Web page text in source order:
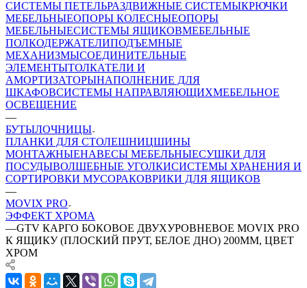
СИСТЕМЫ ПЕТЕЛЬРАЗДВИЖНЫЕ СИСТЕМЫКРЮЧКИ
МЕБЕЛЬНЫЕОПОРЫ КОЛЕСНЫЕОПОРЫ
МЕБЕЛЬНЫЕСИСТЕМЫ ЯЩИКОВМЕБЕЛЬНЫЕ
ПОЛКОДЕРЖАТЕЛИПОДЪЕМНЫЕ
МЕХАНИЗМЫСОЕДИНИТЕЛЬНЫЕ
ЭЛЕМЕНТЫТОЛКАТЕЛИ И
АМОРТИЗАТОРЫНАПОЛНЕНИЕ ДЛЯ
ШКАФОВСИСТЕМЫ НАПРАВЛЯЮЩИХМЕБЕЛЬНОЕ
ОСВЕЩЕНИЕ
—
БУТЫЛОЧНИЦЫ
ПЛАНКИ ДЛЯ СТОЛЕШНИЦШИНЫ
МОНТАЖНЫЕНАВЕСЫ МЕБЕЛЬНЫЕСУШКИ ДЛЯ
ПОСУДЫВОЛШЕБНЫЕ УГОЛКИСИСТЕМЫ ХРАНЕНИЯ И
СОРТИРОВКИ МУСОРАКОВРИКИ ДЛЯ ЯЩИКОВ
—
MOVIX PRO
ЭФФЕКТ ХРОМА
—GTV КАРГО БОКОВОЕ ДВУХУРОВНЕВОЕ MOVIX PRO
К ЯЩИКУ (ПЛОСКИЙ ПРУТ, БЕЛОЕ ДНО) 200ММ, ЦВЕТ
ХРОМ